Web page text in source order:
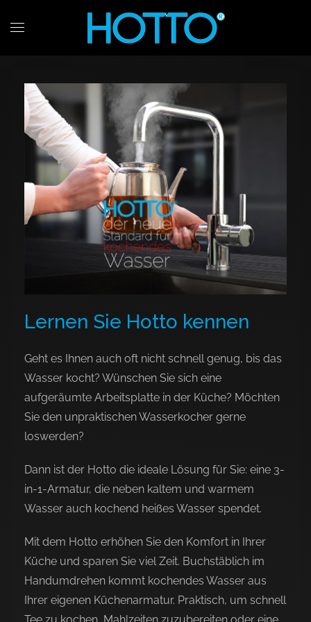
Skip to main content
Lernen Sie Hotto kennen
Geht es Ihnen auch oft nicht schnell genug, bis das
Wasser kocht? Wünschen Sie sich eine
aufgeräumte Arbeitsplatte in der Küche? Möchten
Sie den unpraktischen Wasserkocher gerne
loswerden?
Dann ist der Hotto die ideale Lösung für Sie: eine 3-
in-1-Armatur, die neben kaltem und warmem
Wasser auch kochend heißes Wasser spendet.
Mit dem Hotto erhöhen Sie den Komfort in Ihrer
Küche und sparen Sie viel Zeit. Buchstäblich im
Handumdrehen kommt kochendes Wasser aus
Ihrer eigenen Küchenarmatur. Praktisch, um schnell